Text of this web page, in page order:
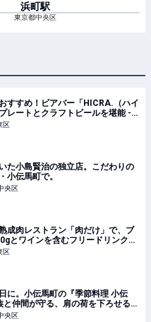
浜町駅
東京都中央区
すすめ！ビアバー「HICRA.（ハイ
レートとクラフトビールを堪能 -
区
た小島賢治の独立店。こだわりの
小伝馬町で。
央区
成肉レストラン「肉だけ」で、ブ
とワインを含むフリードリンク付
円(税込)で提供 | ママテナ
区
に。小伝馬町の『季節料理 小伝
仲間が守る、肩の荷を下ろせる居
央区